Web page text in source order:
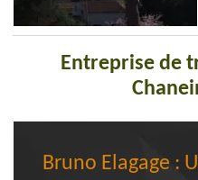
Entreprise de
Bruno Elagage :